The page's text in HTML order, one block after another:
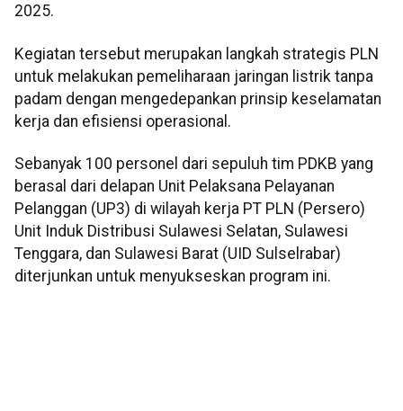
2025.
Kegiatan tersebut merupakan langkah strategis PLN
untuk melakukan pemeliharaan jaringan listrik tanpa
padam dengan mengedepankan prinsip keselamatan
kerja dan efisiensi operasional.
Sebanyak 100 personel dari sepuluh tim PDKB yang
berasal dari delapan Unit Pelaksana Pelayanan
Pelanggan (UP3) di wilayah kerja PT PLN (Persero)
Unit Induk Distribusi Sulawesi Selatan, Sulawesi
Tenggara, dan Sulawesi Barat (UID Sulselrabar)
diterjunkan untuk menyukseskan program ini.